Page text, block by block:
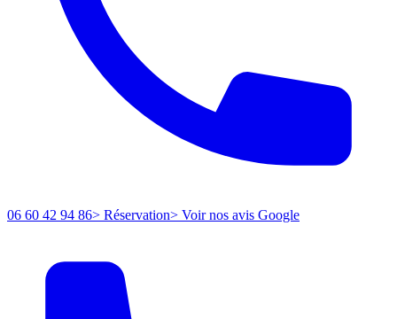
06 60 42 94 86> Réservation> Voir nos avis Google